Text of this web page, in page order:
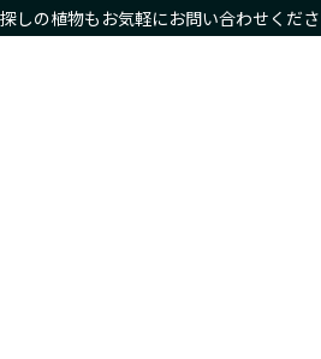
しの植物もお気軽にお問い合わせくださ